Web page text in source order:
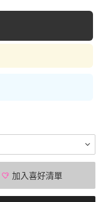
加入喜好清單